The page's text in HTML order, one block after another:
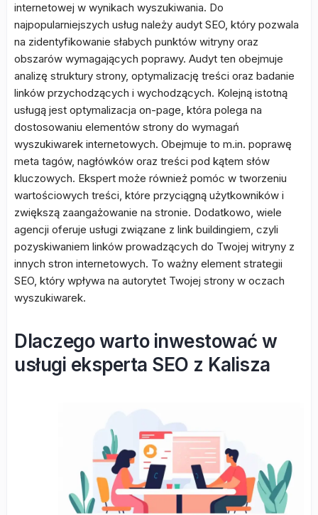
internetowej w wynikach wyszukiwania. Do
najpopularniejszych usług należy audyt SEO, który pozwala
na zidentyfikowanie słabych punktów witryny oraz
obszarów wymagających poprawy. Audyt ten obejmuje
analizę struktury strony, optymalizację treści oraz badanie
linków przychodzących i wychodzących. Kolejną istotną
usługą jest optymalizacja on-page, która polega na
dostosowaniu elementów strony do wymagań
wyszukiwarek internetowych. Obejmuje to m.in. poprawę
meta tagów, nagłówków oraz treści pod kątem słów
kluczowych. Ekspert może również pomóc w tworzeniu
wartościowych treści, które przyciągną użytkowników i
zwiększą zaangażowanie na stronie. Dodatkowo, wiele
agencji oferuje usługi związane z link buildingiem, czyli
pozyskiwaniem linków prowadzących do Twojej witryny z
innych stron internetowych. To ważny element strategii
SEO, który wpływa na autorytet Twojej strony w oczach
wyszukiwarek.
Dlaczego warto inwestować w
usługi eksperta SEO z Kalisza